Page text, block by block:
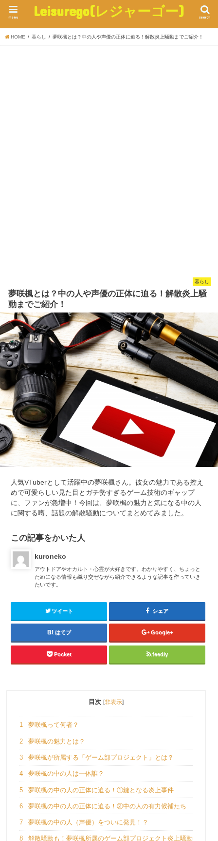
Leisurego(レジャーゴー) search
menu
HOME 暮らし 夢咲楓とは？中の人や声優の正体に迫る！解散炎上騒動までご紹介！
暮らし
夢咲楓とは？中の人や声優の正体に迫る！解散炎上騒
動までご紹介！
人気VTuberとして活躍中の夢咲楓さん。彼女の魅力である控え
めで可愛らしい見た目とガチ勢すぎるゲーム技術のギャップ
に、ファンが急増中！今回は、夢咲楓の魅力と気になる中の人
に関する噂、話題の解散騒動についてまとめてみました。
この記事をかいた人
kuroneko
アウトドアやオカルト・心霊が大好きです。わかりやすく、ちょっと
ためになる情報も織り交ぜながら紹介できるような記事を作っていき
たいです。
ツイート シェア
はてブ Google+
Pocket feedly
目次 [非表示]
1 夢咲楓って何者？
2 夢咲楓の魅力とは？
3 夢咲楓が所属する「ゲーム部プロジェクト」とは？
4 夢咲楓の中の人は一体誰？
5 夢咲楓の中の人の正体に迫る！①鍵となる炎上事件
6 夢咲楓の中の人の正体に迫る！②中の人の有力候補たち
7 夢咲楓の中の人（声優）をついに発見！？
8 解散騒動も！夢咲楓所属のゲーム部プロジェクト炎上騒動